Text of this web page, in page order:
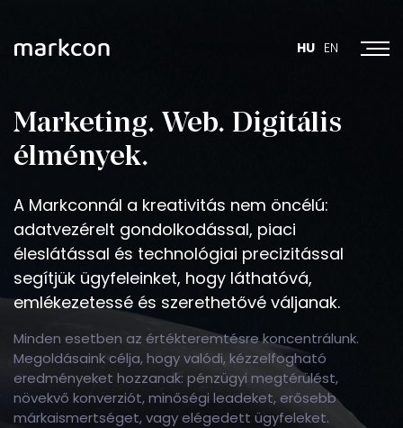
HU EN
Marketing. Web. Digitális
élmények.
A Markconnál a kreativitás nem öncélú:
adatvezérelt gondolkodással, piaci
éleslátással és technológiai precizitással
segítjük ügyfeleinket, hogy láthatóvá,
emlékezetessé és szerethetővé váljanak.
Minden esetben az értékteremtésre koncentrálunk.
Megoldásaink célja, hogy valódi, kézzelfogható
eredményeket hozzanak: pénzügyi megtérülést,
növekvő konverziót, minőségi leadeket, erősebb
márkaismertséget, vagy elégedett ügyfeleket.